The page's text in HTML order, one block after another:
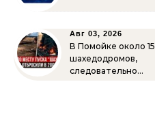
Авг 03, 2026
В Помойке около 15
шахедодромов,
следовательно…